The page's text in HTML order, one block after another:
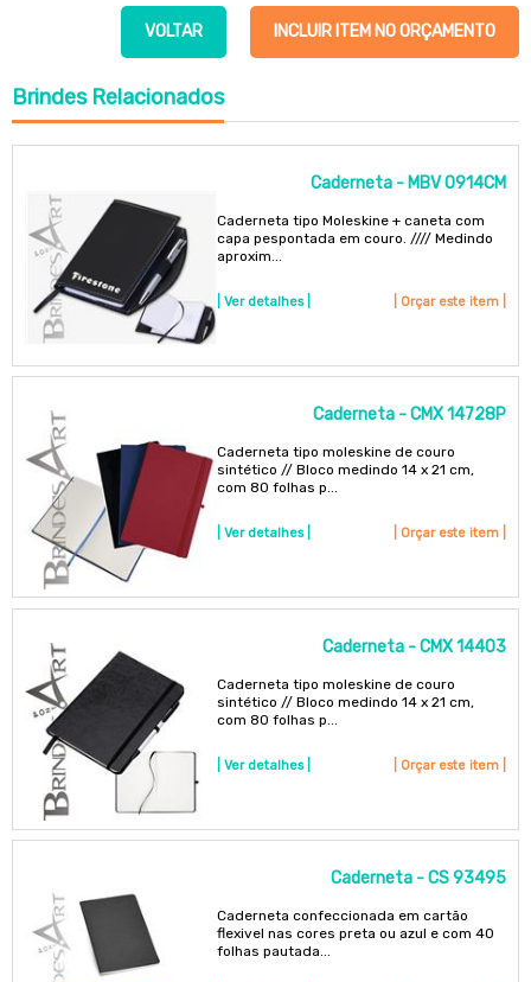
INCLUIR ITEM NO ORÇAMENTO
VOLTAR
BrindesRelacionados
Caderneta - MBV 0914CM
Caderneta tipo Moleskine + caneta com
capa pespontada em couro. //// Medindo
aproxim...
| Ver detalhes | | Orçar este item |
Caderneta - CMX 14728P
Caderneta tipo moleskine de couro
sintético // Bloco medindo 14 x 21 cm,
com 80 folhas p...
| Ver detalhes | | Orçar este item |
Caderneta - CMX 14403
Caderneta tipo moleskine de couro
sintético // Bloco medindo 14 x 21 cm,
com 80 folhas p...
| Ver detalhes | | Orçar este item |
Caderneta - CS 93495
Caderneta confeccionada em cartão
flexivel nas cores preta ou azul e com 40
folhas pautada...